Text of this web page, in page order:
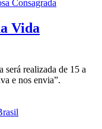
Vida
será realizada de 15 a
e nos envia”.